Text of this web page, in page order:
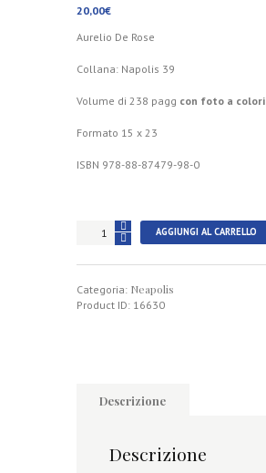
20,00€
Aurelio De Rose
Collana: Napolis 39
Volume di 238 pagg con foto a colori
Formato 15 x 23
ISBN 978-88-87479-98-0
Quale
costume,
storia,
AGGIUNGI AL CARRELLO
Categoria: Neapolis
Product ID: 16630
Descrizione
Descrizione